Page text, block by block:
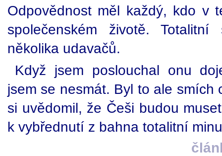
Odpovědnost měl každý, kdo v
společenském životě.
několika udavačů.
Když jsem poslouchal onu
jsem se nesmát. Byl to ale smích
si uvědomil, že Češi budou
k vybřednutí z bahna totalitní